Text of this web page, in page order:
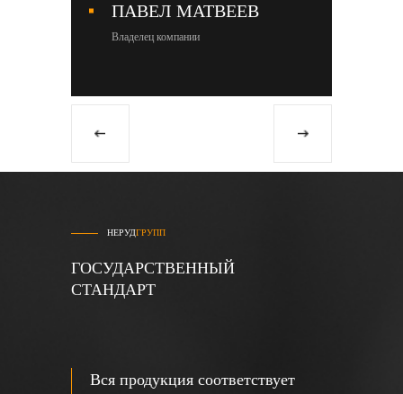
ПАВЕЛ МАТВЕЕВ
Владелец компании
НЕРУДГРУПП
ГОСУДАРСТВЕННЫЙ
СТАНДАРТ
Вся продукция соответствует